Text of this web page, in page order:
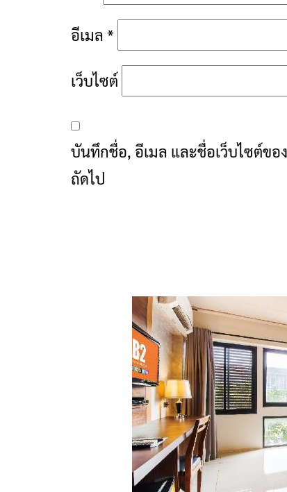
อีเมล *
เว็บไซต์
บันทึกชื่อ, อีเมล และชื่อเว็บไซต์ขอ
ถัดไป